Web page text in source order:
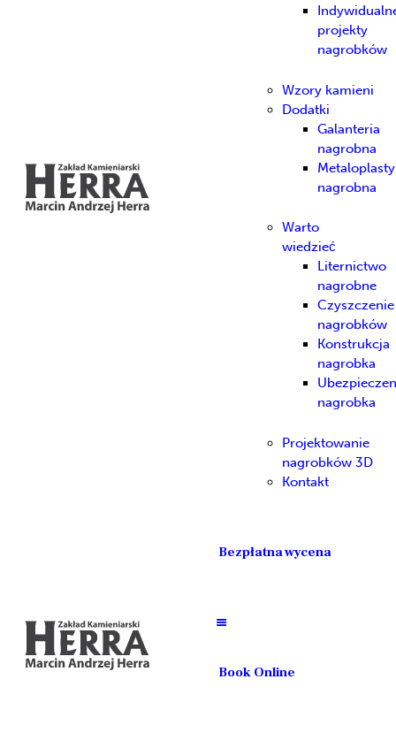
projekty
nagrobków
Wzory kamieni
Dodatki
Galanteria
nagrobna
nagrobna
Warto
wiedzieć
Liternictwo
nagrobne
Czyszczenie
nagrobków
Konstrukcja
nagrobka
nagrobka
Projektowanie
nagrobków 3D
Kontakt
Bezpłatna wycena
Book Online